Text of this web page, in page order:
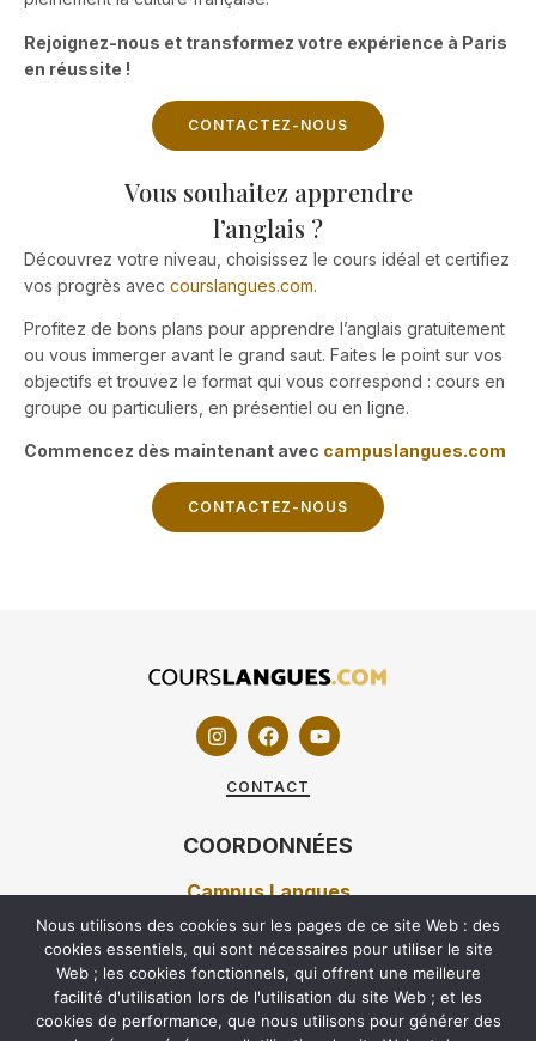
Rejoignez-nous et transformez votre expérience à Paris
en réussite !
CONTACTEZ-NOUS
Vous souhaitez apprendre
l’anglais ?
Découvrez votre niveau, choisissez le cours idéal et certifiez
vos progrès avec courslangues.com.
Profitez de bons plans pour apprendre l’anglais gratuitement
ou vous immerger avant le grand saut. Faites le point sur vos
objectifs et trouvez le format qui vous correspond : cours en
groupe ou particuliers, en présentiel ou en ligne.
Commencez dès maintenant avec campuslangues.com
CONTACTEZ-NOUS
CONTACT
COORDONNÉES
Campus Langues
7 RUE DUVERGIER 75019 PARIS
01 40 05 92 42
60 RUE CARNOT 92100 BOULOGNE-BILLANCOURT
Nous utilisons des cookies sur les pages de ce site Web : des
cookies essentiels, qui sont nécessaires pour utiliser le site
Web ; les cookies fonctionnels, qui offrent une meilleure
facilité d'utilisation lors de l'utilisation du site Web ; et les
cookies de performance, que nous utilisons pour générer des